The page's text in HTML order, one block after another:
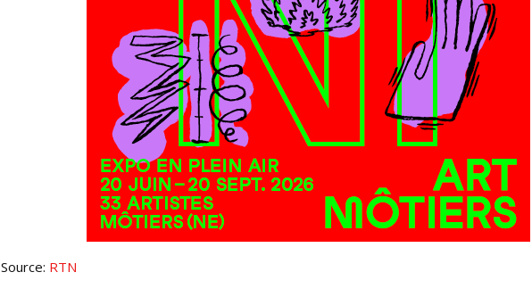
Source: RTN